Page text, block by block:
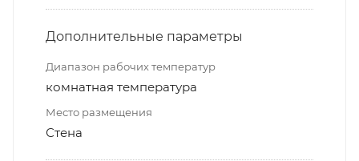
Дополнительные параметры
Диапазон рабочих температур
комнатная температура
Место размещения
Стена